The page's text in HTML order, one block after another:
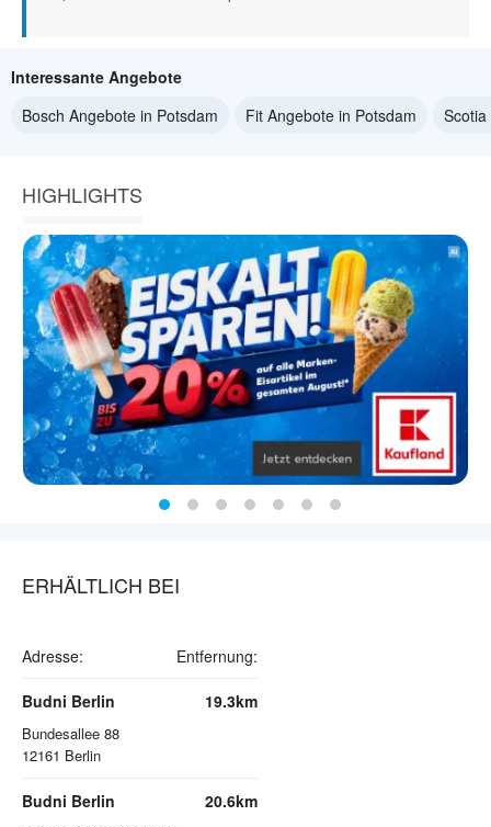
Interessante Angebote
Bosch Angebote in Potsdam
Fit Angebote in Potsdam
HIGHLIGHTS
ERHÄLTLICH BEI
Adresse: Entfernung:
Budni Berlin
Bundesallee 88
12161 Berlin
19.3km
Budni Berlin 20.6km